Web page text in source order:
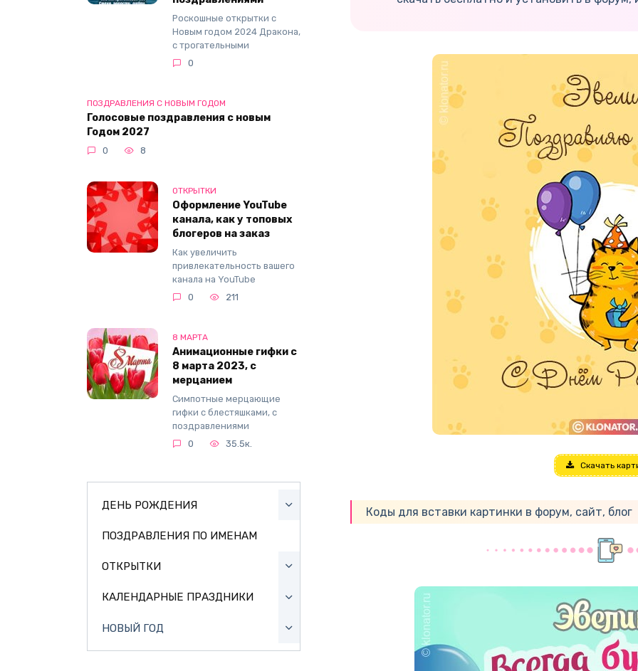
Скачать
Коды для вставки картинки в форум, сайт, блог
Роскошные открытки с
Новым годом 2024 Дракона,
с трогательными
0
ПОЗДРАВЛЕНИЯ С НОВЫМ ГОДОМ
Голосовые поздравления с новым
Годом 2027
0 8
ОТКРЫТКИ
Оформление YouTube
канала, как у топовых
блогеров на заказ
Как увеличить
привлекательность вашего
канала на YouTube
0
211
8 МАРТА
Анимационные гифки с
8 марта 2023, с
мерцанием
Симпотные мерцающие
гифки с блестяшками, с
поздравлениями
0
35.5к.
ДЕНЬ РОЖДЕНИЯ
ПОЗДРАВЛЕНИЯ ПО ИМЕНАМ
ОТКРЫТКИ
КАЛЕНДАРНЫЕ ПРАЗДНИКИ
НОВЫЙ ГОД